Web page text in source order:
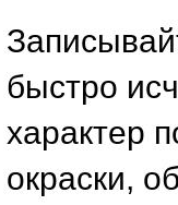
быстро
характер
окраски,